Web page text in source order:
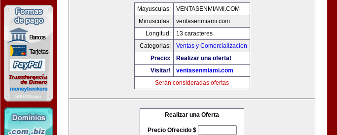
Mayusculas:
VENTASENMIAMI.COM
Minusculas:
ventasenmiami.com
Longitud:
13 caracteres
Categorias:
Ventas y Comercializacion
Precio:
Realizar una oferta!
Visitar!
ventasenmiami.com
Serán consideradas ofertas
Realizar una Oferta
Precio Ofrecido $